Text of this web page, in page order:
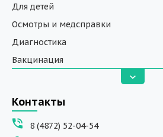
Для детей
Осмотры и медсправки
Диагностика
Вакцинация
Вызов на дом
ДНК исследования
Программы обучения
Контакты
8 (4872) 52-04-54